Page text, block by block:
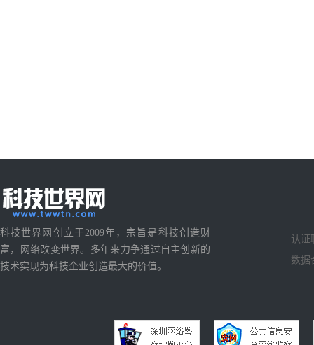
科技世界网创立于2009年，宗旨是科技创造财
富，网络改变世界。多年来力争通过自主创新的
技术实现为科技企业创造最大的价值。
认证
数据